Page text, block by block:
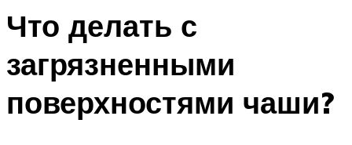
Что делать с
загрязненными
поверхностями чаши?